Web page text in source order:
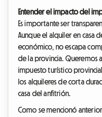
Entender el impacto del
Es importante ser
Aunque el alquiler en casa
económico, no escapa
de la provincia. Queremos
impuesto turístico
los alquileres de corta
casa del anfitrión.
Como se mencionó